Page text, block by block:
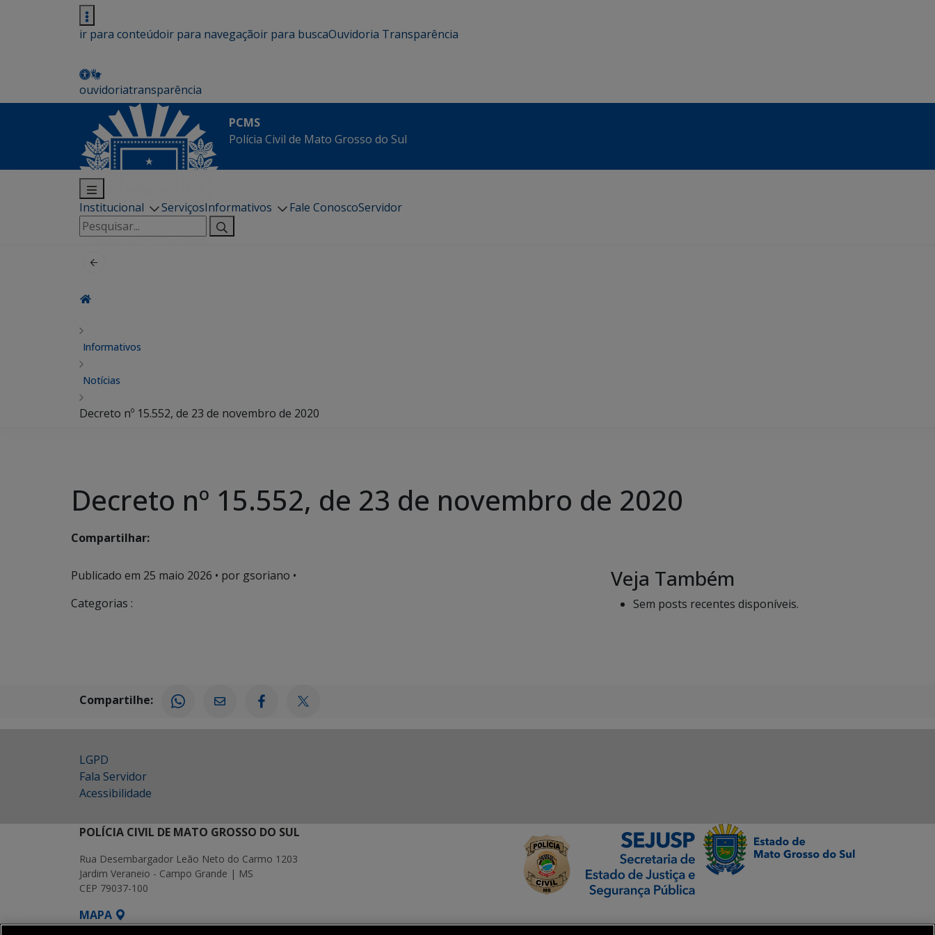
ir para conteúdoir para navegaçãoir para buscaOuvidoria Transparência
ouvidoriatransparência
PCMS
Polícia Civil de Mato Grosso do Sul
Institucional ServiçosInformativos Fale ConoscoServidor
Pesquisar
por:
Informativos
Notícias
Decreto nº 15.552, de 23 de novembro de 2020
Decreto nº 15.552, de 23 de novembro de 2020
Compartilhar:
Publicado em 25 maio 2026 • por gsoriano •
Categorias :
Veja Também
Sem posts recentes disponíveis.
Compartilhe:
LGPD
Fala Servidor
Acessibilidade
POLÍCIA CIVIL DE MATO GROSSO DO SUL
Rua Desembargador Leão Neto do Carmo 1203
Jardim Veraneio - Campo Grande | MS
CEP 79037-100
MAPA